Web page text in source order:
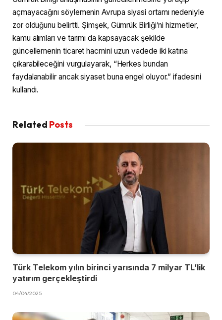
açmayacağını söylemenin Avrupa siyasi ortamı nedeniyle
zor olduğunu belirtti. Şimşek, Gümrük Birliği’ni hizmetler,
kamu alımları ve tarımı da kapsayacak şekilde
güncellemenin ticaret hacmini uzun vadede iki katına
çıkarabileceğini vurgulayarak, “Herkes bundan
faydalanabilir ancak siyaset buna engel oluyor.” ifadesini
kullandı.
Related Posts
Türk Telekom yılın birinci yarısında 7 milyar TL’lik
yatırım gerçekleştirdi
04/04/2025